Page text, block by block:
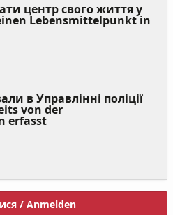
центр свого життя у
Lebensmittelpunkt in
в Управлінні поліції
von der
erfasst
/ Anmelden